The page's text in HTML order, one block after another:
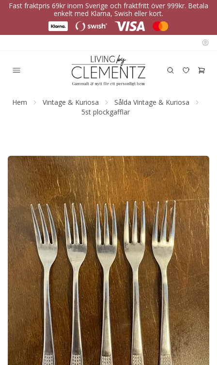
Fast fraktpris 69kr inom Sverige och fraktfritt över 999kr. Betala
enkelt med Klarna, Swish eller kort.
Hem Vintage & Kuriosa
Sålda Vintage & Kuriosa
5st plockgafflar